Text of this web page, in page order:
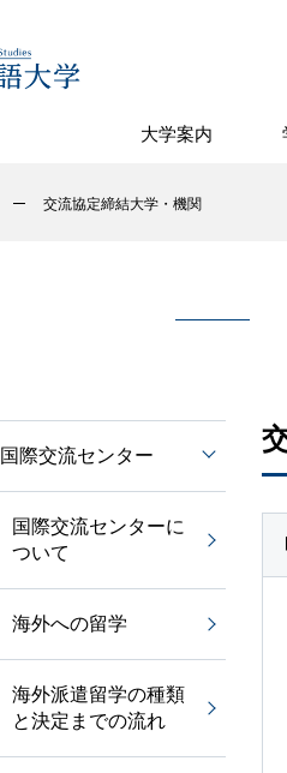
大学案内
交流協定締結大学・機関
国際交流センター
国際交流センターに
ついて
海外への留学
海外派遣留学の種類
と決定までの流れ